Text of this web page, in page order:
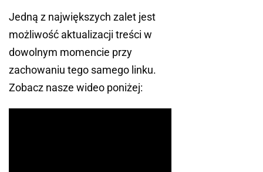
Jedną z największych zalet jest
możliwość aktualizacji treści w
dowolnym momencie przy
zachowaniu tego samego linku.
Zobacz nasze wideo poniżej: